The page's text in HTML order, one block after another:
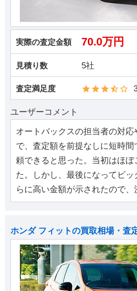
実際の査定金額 70.0万円
見積り数 5社
査定満足度
ユーザーコメント
オートバックスの担当者の対応
で、査定額を前提なしに短時
頼できると思った。当初はほぼ
た。しかし、最後になってビッ
らに高い金額が示されたので、
ホンダ フィットの買取相場・査